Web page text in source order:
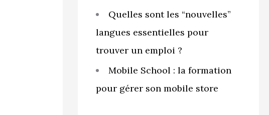
Quelles sont les “nouvelles”
langues essentielles pour
trouver un emploi ?
Mobile School : la formation
pour gérer son mobile store